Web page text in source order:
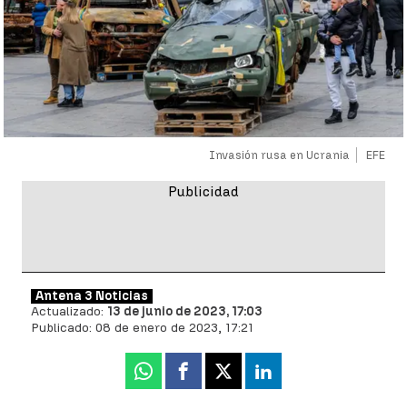
Invasión rusa en Ucrania EFE
Antena 3 Noticias
Actualizado: 13 de junio de 2023, 17:03
Publicado: 08 de enero de 2023, 17:21
Whatsapp
Facebook
X Linkedin